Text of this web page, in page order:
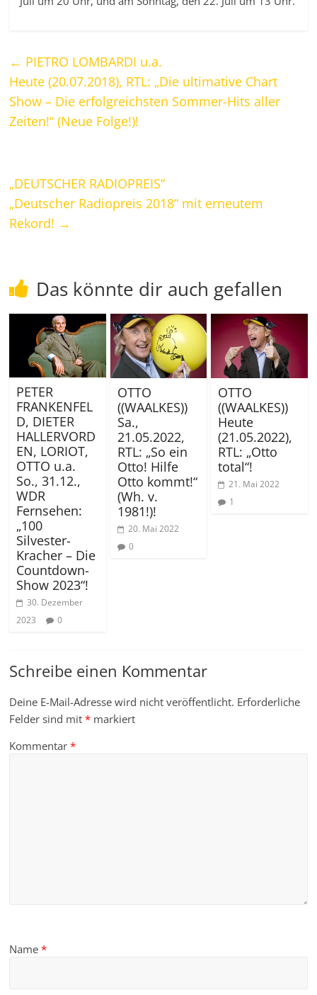
← PIETRO LOMBARDI u.a.
Heute (20.07.2018), RTL: „Die ultimative Chart
Show – Die erfolgreichsten Sommer-Hits aller
Zeiten!“ (Neue Folge!)!
„DEUTSCHER RADIOPREIS“
„Deutscher Radiopreis 2018“ mit erneutem
Rekord! →
Das könnte dir auch gefallen
PETER
FRANKENFEL
D, DIETER
HALLERVORD
EN, LORIOT,
OTTO u.a.
So., 31.12.,
WDR
Fernsehen:
„100
Silvester-
Kracher – Die
Countdown-
Show 2023“!
30. Dezember
2023
0
OTTO
((WAALKES))
Sa.,
21.05.2022,
RTL: „So ein
Otto! Hilfe
Otto kommt!“
(Wh. v.
1981!)!
20. Mai 2022
0
OTTO
((WAALKES))
Heute
(21.05.2022),
RTL: „Otto
total“!
21. Mai 2022
1
Schreibe einen Kommentar
Deine E-Mail-Adresse wird nicht veröffentlicht. Erforderliche
Felder sind mit* markiert
Kommentar*
Name*